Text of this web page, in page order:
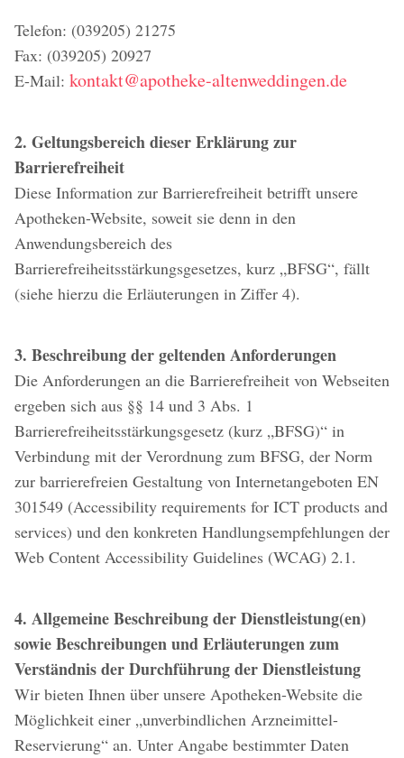
Telefon: (039205) 21275
Fax: (039205) 20927
E-Mail: kontakt@apotheke-altenweddingen.de
2. Geltungsbereich dieser Erklärung zur
Barrierefreiheit
Diese Information zur Barrierefreiheit betrifft unsere
Apotheken-Website, soweit sie denn in den
Anwendungsbereich des
Barrierefreiheitsstärkungsgesetzes, kurz „BFSG“, fällt
(siehe hierzu die Erläuterungen in Ziffer 4).
3. Beschreibung der geltenden Anforderungen
Die Anforderungen an die Barrierefreiheit von Webseiten
ergeben sich aus §§ 14 und 3 Abs. 1
Barrierefreiheitsstärkungsgesetz (kurz „BFSG)“ in
Verbindung mit der Verordnung zum BFSG, der Norm
zur barrierefreien Gestaltung von Internetangeboten EN
301549 (Accessibility requirements for ICT products and
services) und den konkreten Handlungsempfehlungen der
Web Content Accessibility Guidelines (WCAG) 2.1.
4. Allgemeine Beschreibung der Dienstleistung(en)
sowie Beschreibungen und Erläuterungen zum
Verständnis der Durchführung der Dienstleistung
Wir bieten Ihnen über unsere Apotheken-Website die
Möglichkeit einer „unverbindlichen Arzneimittel-
Reservierung“ an. Unter Angabe bestimmter Daten